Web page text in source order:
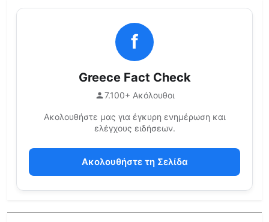
f
Greece Fact Check
7.100+ Ακόλουθοι
Ακολουθήστε μας για έγκυρη ενημέρωση και
ελέγχους ειδήσεων.
Ακολουθήστε τη Σελίδα